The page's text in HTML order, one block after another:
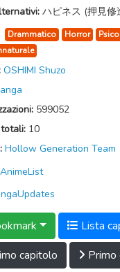
ハピネス (押見修
Drammatico Horror
OSHIMI Shuzo
599052
10
Hollow Generation Team
Lista
capitolo
Primo